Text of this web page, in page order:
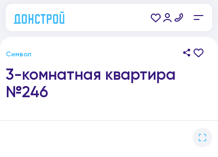
Символ
3-комнатная квартира
№246